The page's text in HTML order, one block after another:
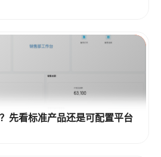
先看标准产品还是可配置平台